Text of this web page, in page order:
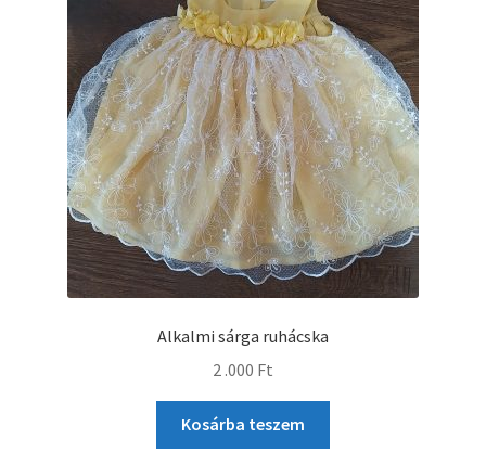
Alkalmi sárga ruhácska
2 .000 Ft
Kosárba teszem